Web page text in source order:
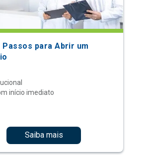
para Abrir um
início imediato
Saiba mais